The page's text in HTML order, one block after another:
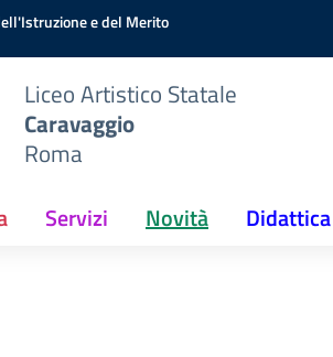
e del Merito
Liceo Artistico Statale
Caravaggio
Roma
Servizi Novità Didattica